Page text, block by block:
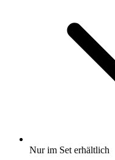
Nur im Set erhältlich